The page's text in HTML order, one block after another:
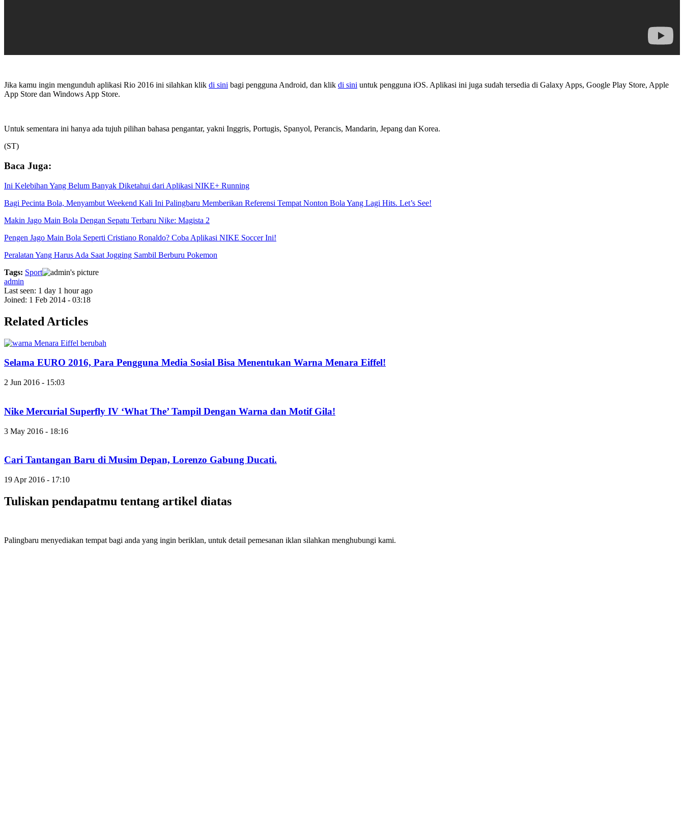
Jika kamu ingin mengunduh aplikasi Rio 2016 ini silahkan klik di sini bagi pengguna Android, dan klik di sini untuk pengguna iOS. Aplikasi ini juga sudah tersedia di Galaxy Apps, Google Play Store, Apple
App Store dan Windows App Store.
Untuk sementara ini hanya ada tujuh pilihan bahasa pengantar, yakni Inggris, Portugis, Spanyol, Perancis, Mandarin, Jepang dan Korea.
(ST)
Baca Juga:
Ini Kelebihan Yang Belum Banyak Diketahui dari Aplikasi NIKE+ Running
Bagi Pecinta Bola, Menyambut Weekend Kali Ini Palingbaru Memberikan Referensi Tempat Nonton Bola Yang Lagi Hits. Let’s See!
Makin Jago Main Bola Dengan Sepatu Terbaru Nike: Magista 2
Pengen Jago Main Bola Seperti Cristiano Ronaldo? Coba Aplikasi NIKE Soccer Ini!
Peralatan Yang Harus Ada Saat Jogging Sambil Berburu Pokemon
Tags: Sport
admin
Last seen: 1 day 1 hour ago
Joined: 1 Feb 2014 - 03:18
Related Articles
Selama EURO 2016, Para Pengguna Media Sosial Bisa Menentukan Warna Menara Eiffel!
2 Jun 2016 - 15:03
Nike Mercurial Superfly IV ‘What The’ Tampil Dengan Warna dan Motif Gila!
3 May 2016 - 18:16
Cari Tantangan Baru di Musim Depan, Lorenzo Gabung Ducati.
19 Apr 2016 - 17:10
Tuliskan pendapatmu tentang artikel diatas
Palingbaru menyediakan tempat bagi anda yang ingin beriklan, untuk detail pemesanan iklan silahkan menghubungi kami.